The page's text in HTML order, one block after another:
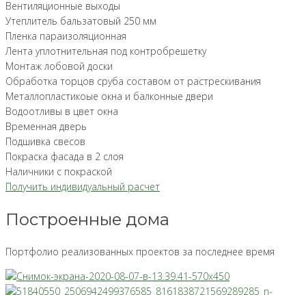
Вентиляционные выходы
Утеплитель бальзатовый 250 мм
Пленка параизоляционная
Лента уплотнительная под контробрешетку
Монтаж лобовой доски
Обработка торцов сруба составом от растрескивания
Металлопластикоые окна и балконные двери
Водоотливы в цвет окна
Временная дверь
Подшивка свесов
Покраска фасада в 2 слоя
Наличники с покраской
Получить индивидуальный расчет
Построенные дома
Портфолио реализованных проектов за последнее время